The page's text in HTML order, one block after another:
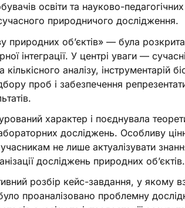
освіти та науково-
природничого дослідження.
природних об’єктів» — була
інтеграції. У центрі уваги —
аналізу, інструментарій
проб і забезпечення
характер і поєднувала
досліджень. Особливу
не лише актуалізувати
досліджень природних об’єктів.
розбір кейс-завдання, у якому
проаналізовано проблемну